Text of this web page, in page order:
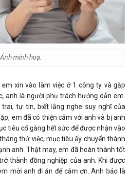
Ảnh minh hoạ.
xin vào làm việc ở 1 công ty và gặp
anh là người phụ trách hướng dẫn em.
tự tin, biết lắng nghe suy nghĩ của
em đã có thiện cảm với anh và bị anh
tiêu cố gắng hết sức để được nhận vào
thử việc, mục tiêu ấy chuyển thành
anh. Thật may, em đã hoàn thành tốt
thành đồng nghiệp của anh. Khi được
mời anh đi ăn để cảm ơn. Anh bảo là